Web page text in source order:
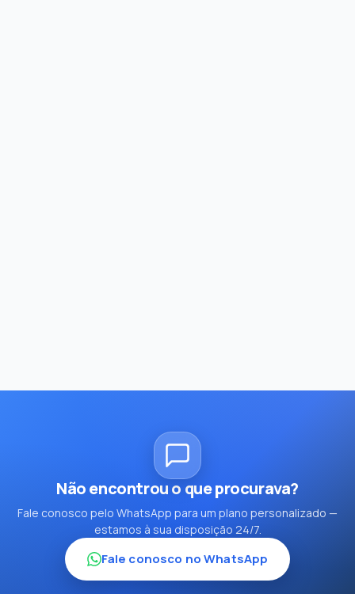
Não encontrou o que procurava?
Fale conosco pelo WhatsApp para um plano personalizado —
estamos à sua disposição 24/7.
Fale conosco no WhatsApp